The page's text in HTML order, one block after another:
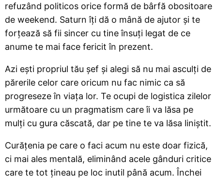
refuzând politicos orice formă de bârfă obositoare
de weekend. Saturn îți dă o mână de ajutor și te
forțează să fii sincer cu tine însuți legat de ce
anume te mai face fericit în prezent.
Azi ești propriul tău șef și alegi să nu mai asculți de
părerile celor care oricum nu fac nimic ca să
progreseze în viața lor. Te ocupi de logistica zilelor
următoare cu un pragmatism care îi va lăsa pe
mulți cu gura căscată, dar pe tine te va lăsa liniștit.
Curățenia pe care o faci acum nu este doar fizică,
ci mai ales mentală, eliminând acele gânduri critice
care te tot țineau pe loc inutil până acum. Închei